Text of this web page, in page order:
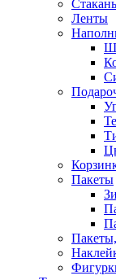
Ленты
Пакеты